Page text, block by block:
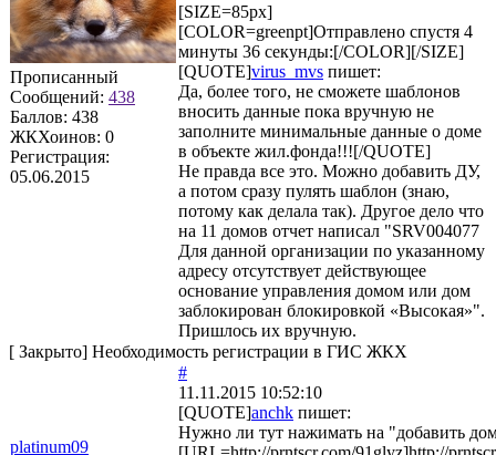
Прописанный
Сообщений: 438
Баллов: 438
ЖКХоинов: 0
Регистрация:
05.06.2015
[SIZE=85px]
[COLOR=greenpt]Отправлено спустя 4
минуты 36 секунды:[/COLOR][/SIZE]
[QUOTE]virus_mvs пишет:
Да, более того, не сможете шаблонов
вносить данные пока вручную не
заполните минимальные данные о доме
в объекте жил.фонда!!![/QUOTE]
Не правда все это. Можно добавить ДУ,
а потом сразу пулять шаблон (знаю,
потому как делала так). Другое дело что
на 11 домов отчет написал "SRV004077
Для данной организации по указанному
адресу отсутствует действующее
основание управления домом или дом
заблокирован блокировкой «Высокая»".
Пришлось их вручную.
[ Закрыто] Необходимость регистрации в ГИС ЖКХ
platinum09
#
11.11.2015 10:52:10
[QUOTE]anchk пишет:
Нужно ли тут нажимать на "добавить